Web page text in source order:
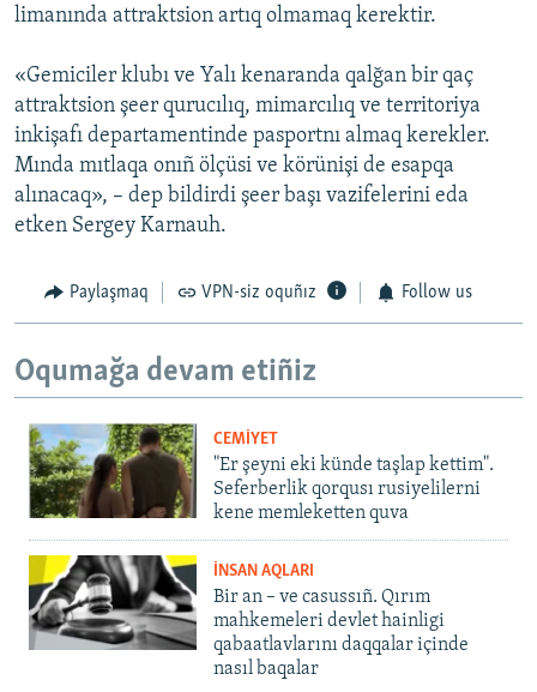
limanında attraktsion artıq olmamaq kerektir.
«Gemiciler klubı ve Yalı kenaranda qalğan bir qaç
attraktsion şeer qurucılıq, mimarcılıq ve territoriya
inkişafı departamentinde pasportnı almaq kerekler.
Mında mıtlaqa onıñ ölçüsi ve körünişi de esapqa
alınacaq», – dep bildirdi şeer başı vazifelerini eda
etken Sergey Karnauh.
Paylaşmaq VPN-siz oquñız Follow us
Oqumağa devam etiñiz
CEMİYET
"Er şeyni eki künde taşlap kettim".
Seferberlik qorqusı rusiyelilerni
kene memleketten quva
İNSAN AQLARI
Bir an – ve casussıñ. Qırım
mahkemeleri devlet hainligi
qabaatlavlarını daqqalar içinde
nasıl baqalar